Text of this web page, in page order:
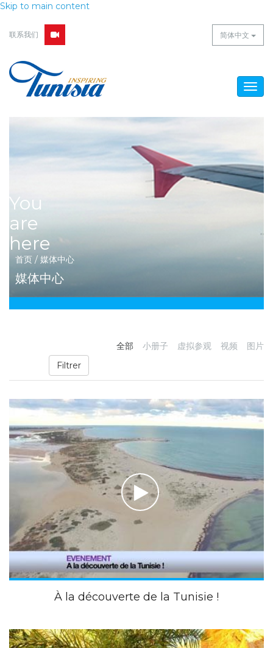
Skip to main content
简体中文
联系我们
You
are
here
首页 / 媒体中心
媒体中心
全部 小册子 虚拟参观 视频
图片
Filtrer
À la découverte de la Tunisie !